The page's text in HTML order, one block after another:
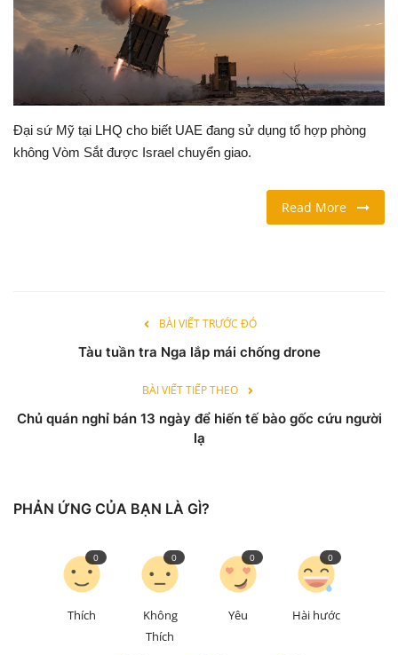
LỐI SỐNG
THỂ THAO
Đại sứ Mỹ tại LHQ cho biết UAE đang sử dụng tổ hợp phòng
không Vòm Sắt được Israel chuyển giao.
Read More
BÀI VIẾT TRƯỚC ĐÓ
Tàu tuần tra Nga lắp mái chống drone
BÀI VIẾT TIẾP THEO
Chủ quán nghỉ bán 13 ngày để hiến tế bào gốc cứu người
lạ
PHẢN ỨNG CỦA BẠN LÀ GÌ?
Thích
0
Không
Thích
0
Yêu
0
Hài hước
0